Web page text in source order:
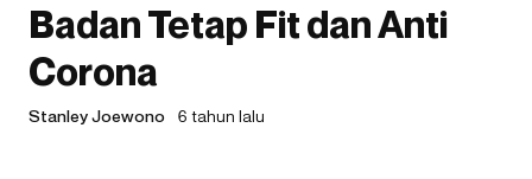
Badan Tetap Fit dan Anti
Corona
Stanley Joewono 6 tahun lalu